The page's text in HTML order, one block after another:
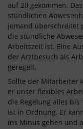
auf 20 gekommen.
stündlichen
jemand überschreitet
die stündliche
Arbeitszeit ist. Eine
der Arztbesuch als
geregelt.
Sollte der Mitarbeiter
er unser flexibles
die Regelung alles
ist in Ordnung. Er
ins Minus gehen und